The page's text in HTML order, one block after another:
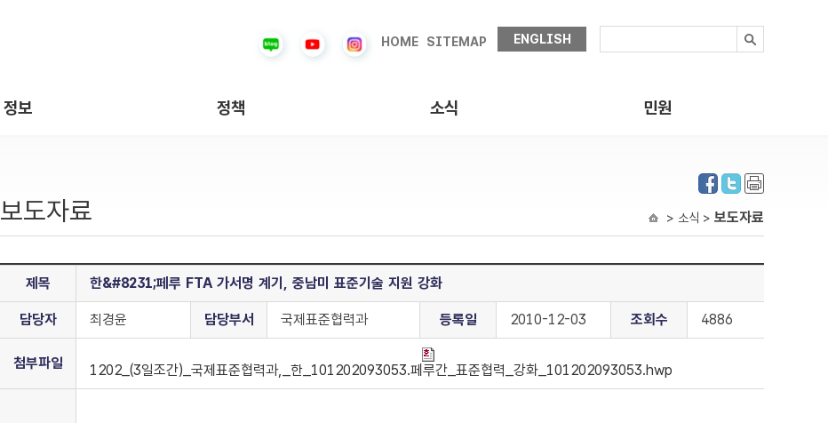
HOME SITEMAP ENGLISH
정보 정책 소식 민원
보도자료 > 소식 > 보도자료
제목 한&#8231;페루 FTA 가서명 계기, 중남미 표준기술 지원 강화
담당자 최경윤 담당부서 국제표준협력과 등록일 2010-12-03 조회수 4886
첨부파일 1202_(3일조간)_국제표준협력과,_한_101202093053.페루간_표준협력_강화_101202093053.hwp